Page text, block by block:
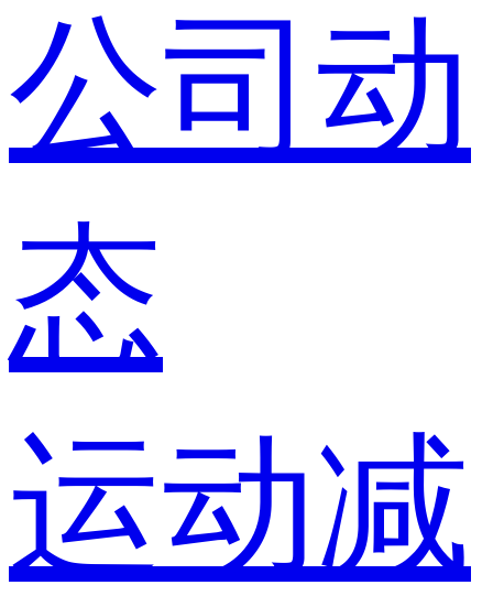
公司动
态
运动减